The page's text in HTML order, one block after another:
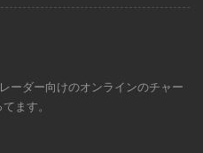
ーダー向けのオンラインのチャー
ます。